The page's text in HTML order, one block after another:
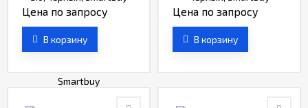
Цена по запросу
В корзину
Цена по запросу
В корзину